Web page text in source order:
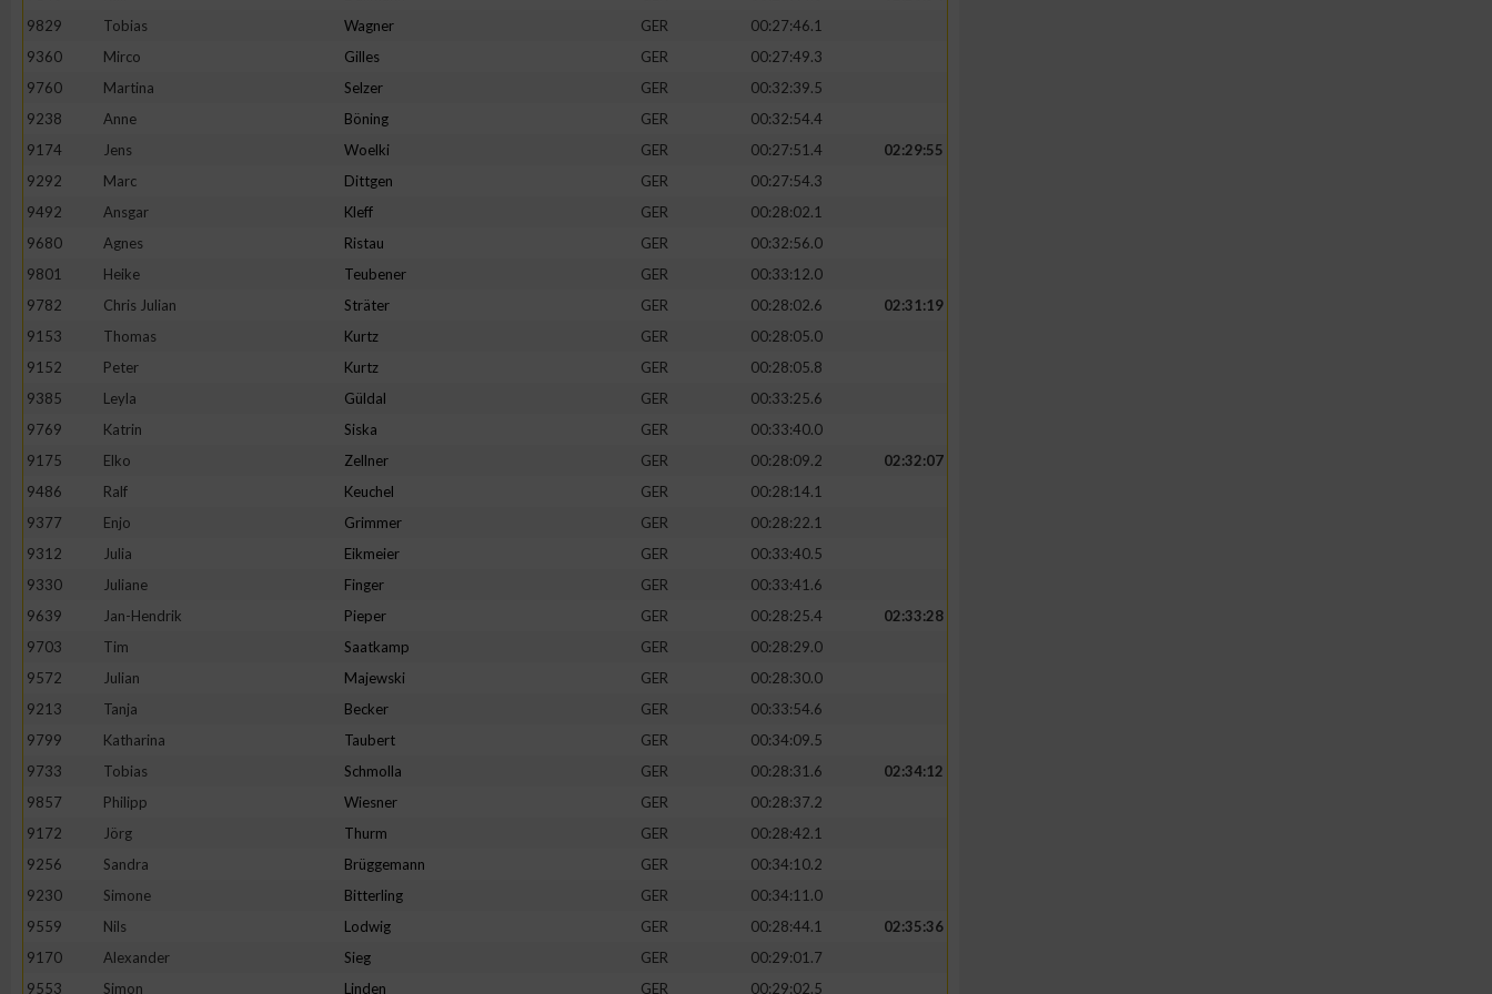
9829
Tobias Wagner GER
00:27:46.1
9360
Mirco Gilles GER
00:27:49.3
9760
Martina Selzer GER
00:32:39.5
9238
Anne Böning GER
00:32:54.4
9174
Jens Woelki GER 00:27:51.4
02:29:55
9292
Marc Dittgen GER
00:27:54.3
9492
Ansgar Kleff GER
00:28:02.1
9680
Agnes Ristau GER
00:32:56.0
9801
Heike Teubener GER
00:33:12.0
9782
Chris Julian Sträter GER 00:28:02.6
02:31:19
9153
Thomas Kurtz GER
00:28:05.0
9152
Peter Kurtz GER
00:28:05.8
9385
Leyla Güldal GER
00:33:25.6
9769
Katrin Siska GER
00:33:40.0
9175
Elko Zellner GER 00:28:09.2
02:32:07
9486
Ralf Keuchel GER
00:28:14.1
9377
Enjo Grimmer GER
00:28:22.1
9312
Julia Eikmeier GER
00:33:40.5
9330
Juliane Finger GER
00:33:41.6
9639
Jan-Hendrik Pieper GER 00:28:25.4
02:33:28
9703
Tim Saatkamp GER
00:28:29.0
9572
Julian Majewski GER
00:28:30.0
9213
Tanja Becker GER
00:33:54.6
9799
Katharina Taubert GER
00:34:09.5
9733
Tobias Schmolla GER 00:28:31.6
02:34:12
9857
Philipp Wiesner GER
00:28:37.2
9172
Jörg Thurm GER
00:28:42.1
9256
Sandra Brüggemann GER
00:34:10.2
9230
Simone Bitterling GER
00:34:11.0
9559
Nils Lodwig GER 00:28:44.1
02:35:36
9170
Alexander Sieg GER
00:29:01.7
9553
Simon Linden GER 00:29:02.5
Verwendung von Profilen zur Auswahl personalisierter Inhalte
Messung der Werbeleistung
Messung der Performance von Inhalten
Analyse von Zielgruppen durch Statistiken oder Kombinationen von Daten aus
verschiedenen Quellen
Verwendung reduzierter Daten zur Auswahl von Inhalten
Verwendung genauer Standortdaten
Geräte anhand von aktiv angeforderten Informationen identifizieren
Notwendig
Performance
Werbung